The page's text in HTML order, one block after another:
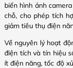
biến hình ảnh
chỗ, cho phép tích
giảm tiêu thụ điện
Về nguyên lý hoạt
điện tích và tín hiệu
ít điện năng, tốc độ